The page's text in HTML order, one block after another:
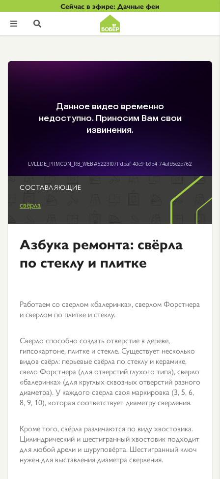
Сейчас в эфире: Дачные феи
 
СОСТАВЛЯЮЩИЕ
свёрла
Азбука ремонта: свёрла
по стеклу и плитке
Работаем со сверлом«балеринка»,сверлом Форстнера
и сверлом по плитке и стеклу.
Сверло способно создать отверстие в дереве,
гипсокартоне, плитке и стекле. Существует несколько
видов свёрл: перьевые свёрла по стеклу и керамике,
свело Форстнера (для отверстий глухого типа), сверло
«балеринка» (для круглых сквозных отверстий разного
диаметра). У каждого сверла своя маркировка (3, 5, 6,
8, 9, 10), которая соответствует диаметру сверления.
Кроме того, свёрла различаются по виду хвостовика.
Цилиндрический и шестигранный хвостовик подходит
для любой дрели и шуруповёрта. Шестигранный ключ
нужен для выставления диаметра сверления.